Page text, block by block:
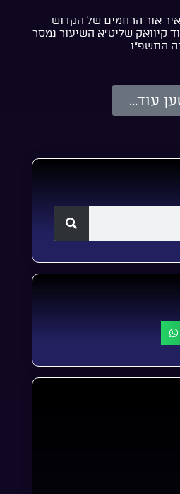
אור הרחמים של הקדוש
קיוואק שליט”א השיעור נמסר
התשפ”ו
עוד...